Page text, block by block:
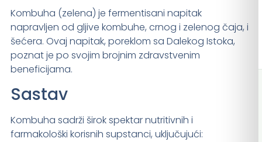
Kombuha (zelena) je fermentisani napitak
napravljen od gljive kombuhe, crnog i zelenog čaja, i
šećera. Ovaj napitak, poreklom sa Dalekog Istoka,
poznat je po svojim brojnim zdravstvenim
beneficijama.
Sastav
Kombuha sadrži širok spektar nutritivnih i
farmakološki korisnih supstanci, uključujući: